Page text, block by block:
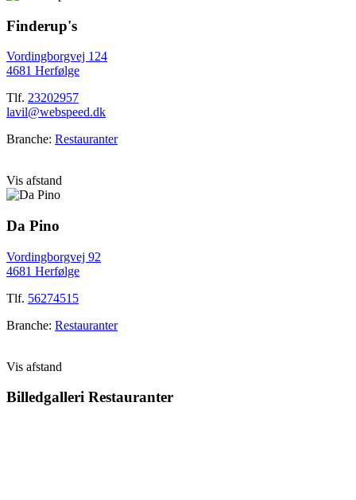
Finderup's
Vordingborgvej 124
4681 Herfølge
Tlf. 23202957
lavil@webspeed.dk
Branche: Restauranter
Vis afstand
Da Pino
Vordingborgvej 92
4681 Herfølge
Tlf. 56274515
Branche: Restauranter
Vis afstand
Billedgalleri Restauranter